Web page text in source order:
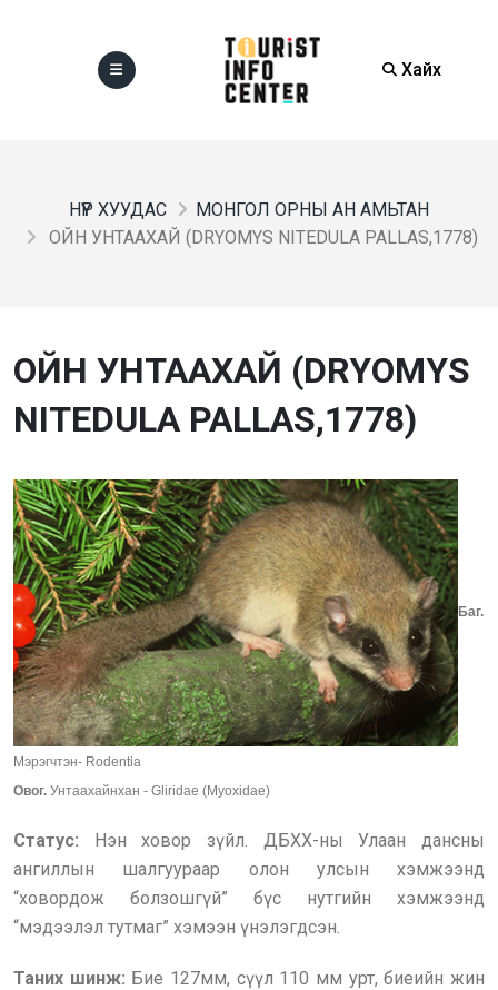
Хайх
НҮҮР ХУУДАС
МОНГОЛ ОРНЫ АН АМЬТАН
ОЙН УНТААХАЙ (DRYOMYS NITEDULA PALLAS,1778)
ОЙН УНТААХАЙ (DRYOMYS
NITEDULA PALLAS,1778)
Баг.
Мэрэгчтэн- Rodentia
Овог. Унтаахайнхан - Gliridae (Myoxidae)
Cтатус: Нэн ховор зүйл. ДБХХ-ны Улаан дансны
ангиллын шалгуураар олон улсын хэмжээнд
“ховордож болзошгүй” бүс нутгийн хэмжээнд
“мэдээлэл тутмаг” хэмээн үнэлэгдсэн.
Таних шинж: Бие 127мм, сүүл 110 мм урт, биеийн жин